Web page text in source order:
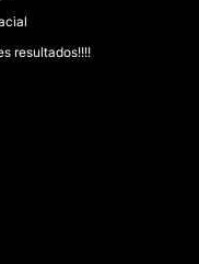
resultados!!!!